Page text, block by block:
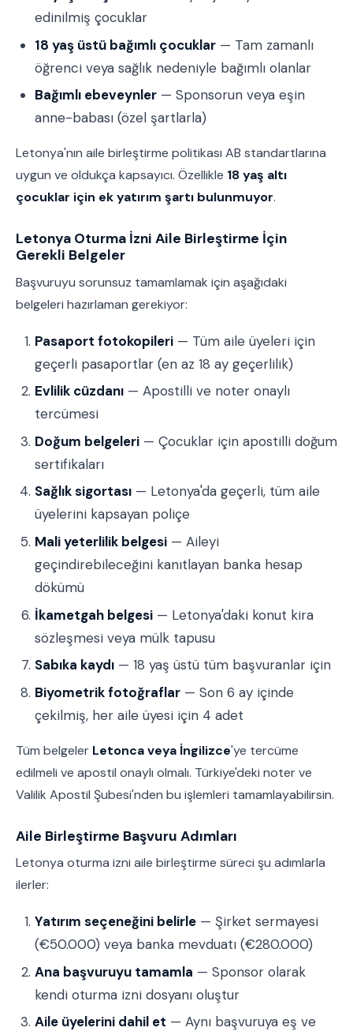
edinilmiş çocuklar
18 yaş üstü bağımlı çocuklar — Tam zamanlı
öğrenci veya sağlık nedeniyle bağımlı olanlar
Bağımlı ebeveynler — Sponsorun veya eşin
anne-babası (özel şartlarla)
Letonya'nın aile birleştirme politikası AB standartlarına
uygun ve oldukça kapsayıcı. Özellikle 18 yaş altı
çocuklar için ek yatırım şartı bulunmuyor.
Letonya Oturma İzni Aile Birleştirme İçin
Gerekli Belgeler
Başvuruyu sorunsuz tamamlamak için aşağıdaki
belgeleri hazırlaman gerekiyor:
Pasaport fotokopileri — Tüm aile üyeleri için
geçerli pasaportlar (en az 18 ay geçerlilik)
Evlilik cüzdanı — Apostilli ve noter onaylı
tercümesi
Doğum belgeleri — Çocuklar için apostilli doğum
sertifikaları
Sağlık sigortası — Letonya'da geçerli, tüm aile
üyelerini kapsayan poliçe
Mali yeterlilik belgesi — Aileyi
geçindirebileceğini kanıtlayan banka hesap
dökümü
İkametgah belgesi — Letonya'daki konut kira
sözleşmesi veya mülk tapusu
Sabıka kaydı — 18 yaş üstü tüm başvuranlar için
Biyometrik fotoğraflar — Son 6 ay içinde
çekilmiş, her aile üyesi için 4 adet
Tüm belgeler Letonca veya İngilizce'ye tercüme
edilmeli ve apostil onaylı olmalı. Türkiye'deki noter ve
Valilik Apostil Şubesi'nden bu işlemleri tamamlayabilirsin.
Aile Birleştirme Başvuru Adımları
Letonya oturma izni aile birleştirme süreci şu adımlarla
ilerler:
Yatırım seçeneğini belirle — Şirket sermayesi
(€50.000) veya banka mevduatı (€280.000)
Ana başvuruyu tamamla — Sponsor olarak
kendi oturma izni dosyanı oluştur
Aile üyelerini dahil et — Aynı başvuruya eş ve